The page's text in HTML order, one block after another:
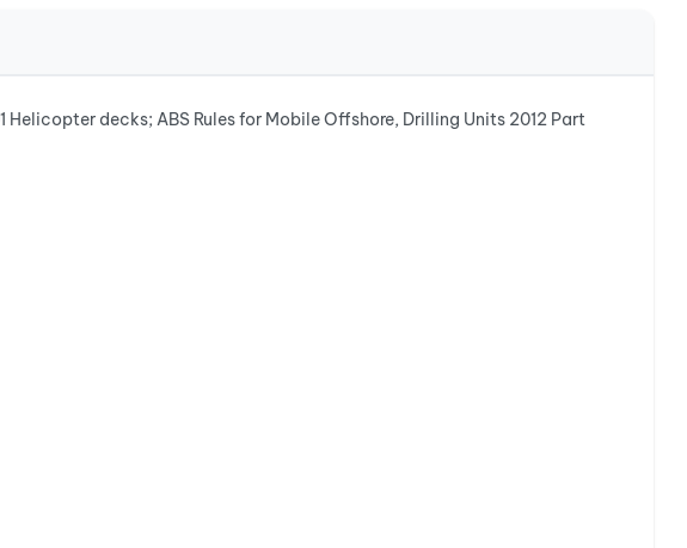
decks; ABS Rules for Mobile Offshore, Drilling Units 2012 Part